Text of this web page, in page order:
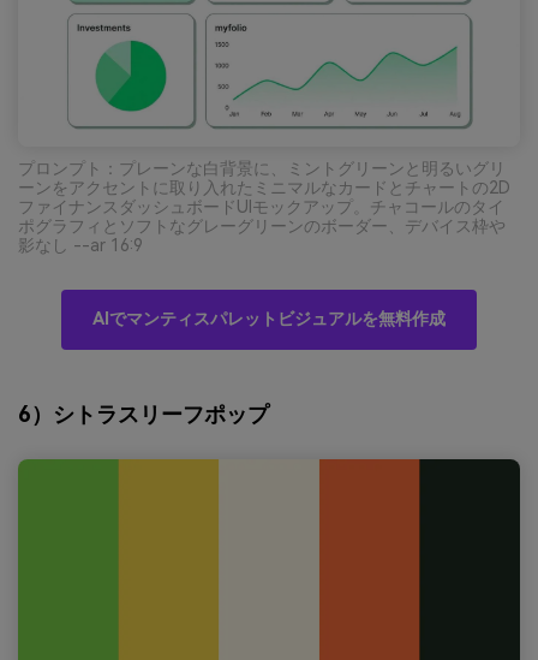
プロンプト：プレーンな白背景に、ミントグリーンと明るいグリ
ーンをアクセントに取り入れたミニマルなカードとチャートの2D
ファイナンスダッシュボードUIモックアップ。チャコールのタイ
ポグラフィとソフトなグレーグリーンのボーダー、デバイス枠や
影なし --ar 16:9
AIでマンティスパレットビジュアルを無料作成
6）シトラスリーフポップ